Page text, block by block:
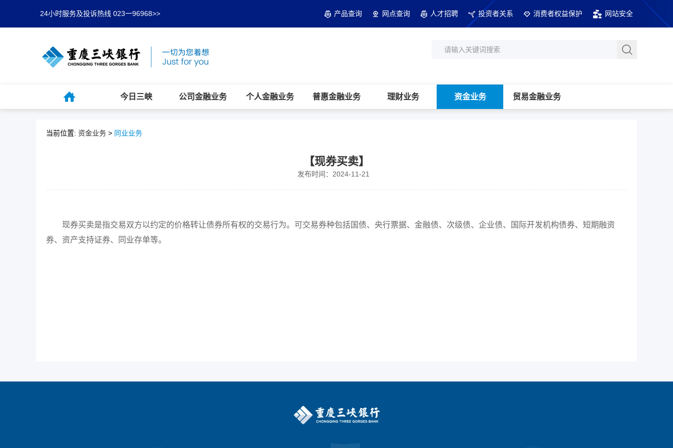
24小时服务及投诉热线 023一96968>> 产品查询 网点查询 人才招聘 投资者关系 消费者权益保护 网站安全
今日三峡 公司金融业务 个人金融业务 普惠金融业务 理财业务 资金业务 贸易金融业务
当前位置: 资金业务 > 同业业务
【现券买卖】
发布时间：2024-11-21
现券买卖是指交易双方以约定的价格转让债券所有权的交易行为。可交易券种包括国债、央行票据、金融债、次级债、企业债、国际开发机构债券、短期融资
券、资产支持证券、同业存单等。